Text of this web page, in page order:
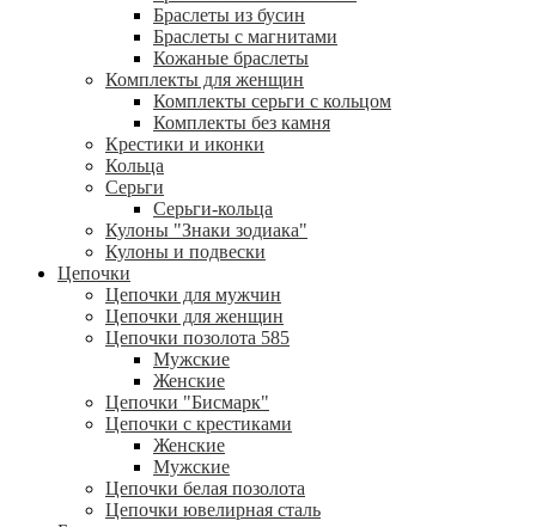
Браслеты из бусин
Браслеты с магнитами
Кожаные браслеты
Комплекты для женщин
Комплекты серьги с кольцом
Комплекты без камня
Крестики и иконки
Кольца
Серьги
Серьги-кольца
Кулоны "Знаки зодиака"
Кулоны и подвески
Цепочки
Цепочки для мужчин
Цепочки для женщин
Цепочки позолота 585
Мужские
Женские
Цепочки "Бисмарк"
Цепочки с крестиками
Женские
Мужские
Цепочки белая позолота
Цепочки ювелирная сталь